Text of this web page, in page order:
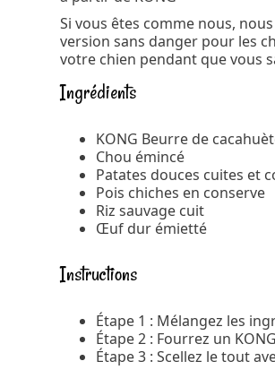
Si vous êtes comme nous,
version sans danger pour les
votre chien pendant que vous
Ingrédients
KONG Beurre de
Chou émincé
Patates douces cuites et
Pois chiches en conserve
Riz sauvage cuit
Œuf dur émietté
Instructions
Étape 1 : Mélangez les
Étape 2 : Fourrez un
Étape 3 : Scellez le tout